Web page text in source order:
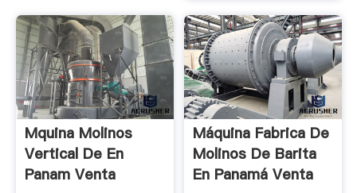
Mquina Molinos
Vertical De En
Panam Venta
Máquina Fabrica De
Molinos De Barita
En Panamá Venta